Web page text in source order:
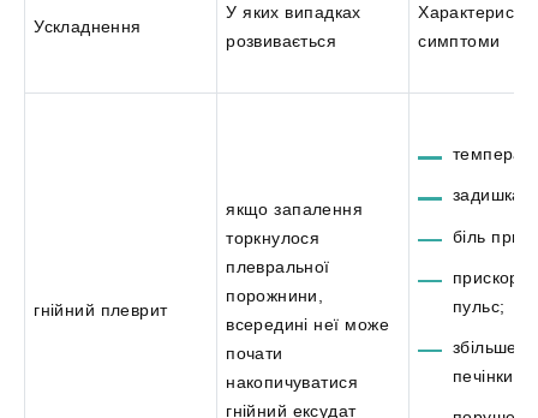
Ускладнення
У яких випадках
розвивається
симптоми
гнійний плеврит
якщо запалення
торкнулося
плевральної
порожнини,
всередині неї може
почати
накопичуватися
гнійний ексудат
задишка;
біль при
пульс;
печінки;